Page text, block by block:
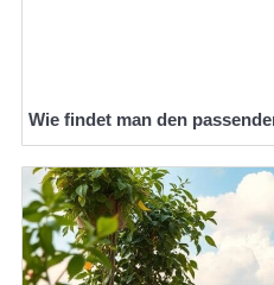
Wie findet man den